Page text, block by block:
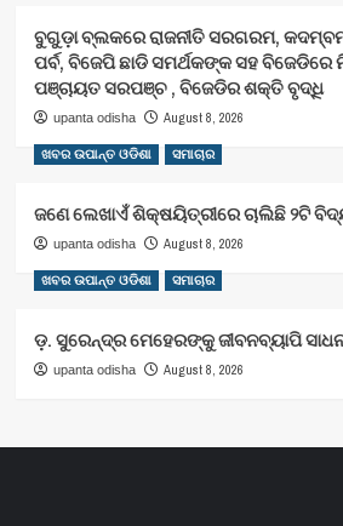
ବୁଗୁଡ଼ା ବ୍ଲକରେ ରାଜନୀତି ସରଗରମ,
ପର୍ବ, ବିଜେପି ଛାଡି ସମର୍ଥକଙ୍କ ସହ
ପଞ୍ଚାୟତ ସରପଞ୍ଚ , ବିଜେଡିର ଶକ୍ତି ବୃଦ୍ଧି
upanta odisha August 8, 2026
ଖବର ଉପାନ୍ତ ଓଡିଶା ସମାଚାର
ଜଣେ ଲେଖାଏଁ ଶିକ୍ଷୟିତ୍ରୀରେ ଚାଲିଛି ୨ଟି
upanta odisha August 8, 2026
ଖବର ଉପାନ୍ତ ଓଡିଶା ସମାଚାର
ଡ଼. ସୁରେନ୍ଦ୍ର ମେହେରଙ୍କୁ ଜୀବନବ୍ୟାପି
upanta odisha August 8, 2026